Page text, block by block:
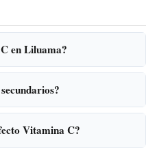
en Liluama?
Vitamina C?